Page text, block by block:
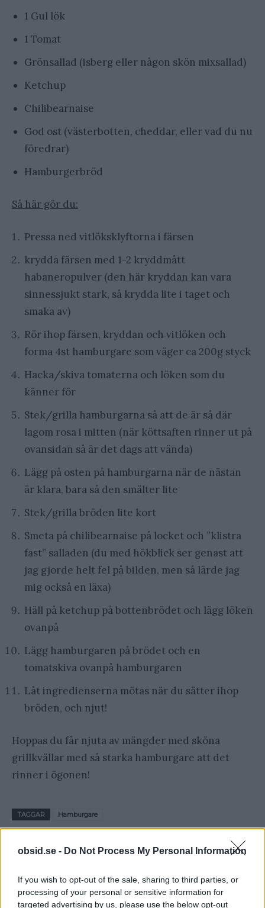
obsid.se - Do Not Process My Personal Information
If you wish to opt-out of the sale, sharing to third parties, or
processing of your personal or sensitive information for
targeted advertising by us, please use the below opt-out
1 Gul lök
1 Tomat
Grönsallad (isberg eller någon skön mixsallad)
Ketchup
Chilibearnaise
God ost (västerbotten, cheddar, eller vad du nu
föredrar)
Hamburgerbröd
Så här gör du:
Pressa ned vitlöksklyftorna i färsen
krydda färsen med 1-2 kryddmått
habaneropulver (den här kryddan kan vara
sinnessjukt stark, så krydda lite i taget och
smaka av)
Rör ihop färsen, kryddan och vitlöken och
forma 4st hamburgare som väger ca 200g styck
Hacka/skiva tomaterna och löken som du
känner för
Stek/grilla hamburgarna så att de är så där
lagom rosa i mitten (när köttsaften rinner ut på
ovansidan så är det dags att vända)
Lägg på osten på hamburgarna när de nästan
är klara, bara så den smälter lite
Stek/grilla bröden lite kort
Smeta på chilibearnaise på locket och ”klistra
fast” salladen (du med hökblick ser genast att
jag gjorde helt fel på bilden, men så lärde jag
mig också en läxa)
Häll på ketchup på bottenbrödet och lägg löken
ovanpå
Lägg hamburgaren på brödet och en
tomatskiva ovanpå hamburgaren
Låt ingredienserna mötas när du sätter ihop
bröden, och njut!
Hoppas du får njuta av mängder med sköna
grillkvällar med så starka hamburgare att det
rinner i ögonen!
TAGGAR Hamburgare